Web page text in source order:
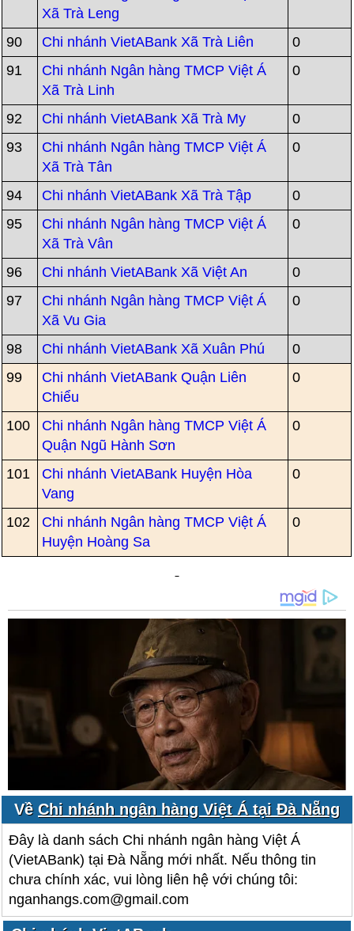
Xã Trà Leng
90 Chi nhánh VietABank Xã Trà Liên
0
91
Chi nhánh Ngân hàng TMCP Việt Á
Xã Trà Linh
0
92 Chi nhánh VietABank Xã Trà My
0
93
Chi nhánh Ngân hàng TMCP Việt Á
Xã Trà Tân
0
94 Chi nhánh VietABank Xã Trà Tập
0
95
Chi nhánh Ngân hàng TMCP Việt Á
Xã Trà Vân
0
96 Chi nhánh VietABank Xã Việt An
0
97
Chi nhánh Ngân hàng TMCP Việt Á
Xã Vu Gia
0
98 Chi nhánh VietABank Xã Xuân Phú
0
99
Chi nhánh VietABank Quận Liên
Chiểu
0
100
Chi nhánh Ngân hàng TMCP Việt Á
Quận Ngũ Hành Sơn
0
101
Chi nhánh VietABank Huyện Hòa
Vang
0
102
Chi nhánh Ngân hàng TMCP Việt Á
Huyện Hoàng Sa
0
Về Chi nhánh ngân hàng Việt Á tại Đà Nẵng
Đây là danh sách Chi nhánh ngân hàng Việt Á
(VietABank) tại Đà Nẵng mới nhất. Nếu thông tin
chưa chính xác, vui lòng liên hệ với chúng tôi:
nganhangs.com@gmail.com